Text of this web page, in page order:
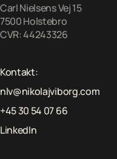
Carl Nielsens Vej 15
7500 Holstebro
CVR: 44243326
Kontakt:
nlv@nikolajviborg.com
+45 30 54 07 66
LinkedIn